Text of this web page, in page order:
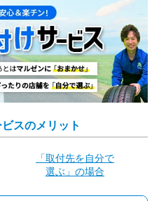
スのメリット
「取付先を自分で
選ぶ」の場合